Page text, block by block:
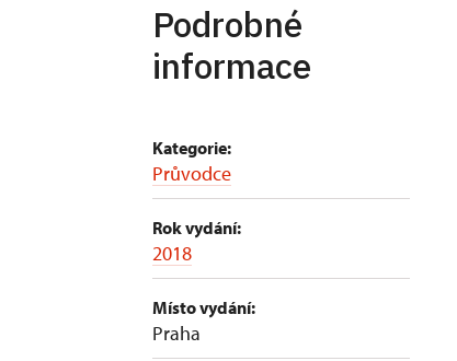
Podrobné
informace
Kategorie:
Průvodce
Rok vydání:
2018
Místo vydání:
Praha